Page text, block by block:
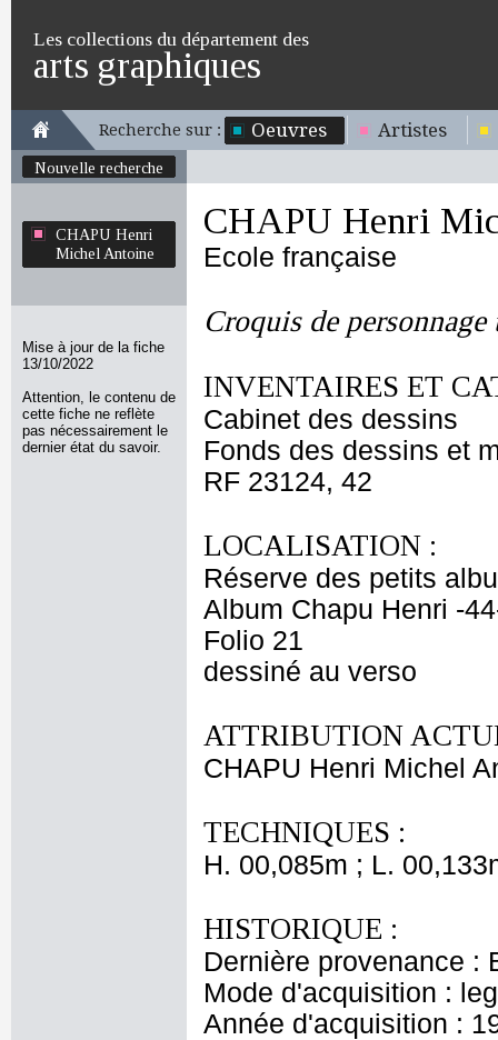
Les collections du département des
arts graphiques
Recherche sur : Oeuvres Artistes
Nouvelle recherche
CHAPU Henri
Michel Antoine
Mise à jour de la fiche
13/10/2022
Attention, le contenu de
cette fiche ne reflète
pas nécessairement le
dernier état du savoir.
CHAPU Henri
Ecole française
Croquis de
INVENTAIRES ET
Cabinet des dessins
Fonds des dessins et
RF 23124, 42
LOCALISATION :
Réserve des petits
Album Chapu Henri -
Folio 21
dessiné au verso
ATTRIBUTION
CHAPU Henri Michel
TECHNIQUES :
H. 00,085m ; L.
HISTORIQUE :
Dernière provenance :
Mode d'acquisition :
Année d'acquisition :